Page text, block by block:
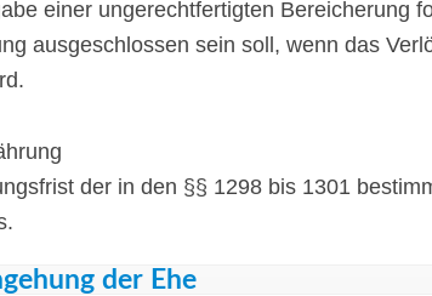
einer ungerechtfertigten Bereicherung
ausgeschlossen sein soll, wenn das
der in den §§ 1298 bis 1301
der Ehe